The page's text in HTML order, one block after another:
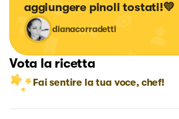
aggiungere pinoli tostati!💛
dianacorradetti
Vota la ricetta
Fai sentire la tua voce, chef!